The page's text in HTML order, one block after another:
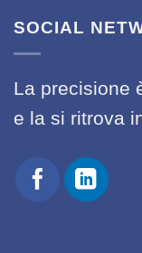
SOCIAL
La precisione
e la si ritrova